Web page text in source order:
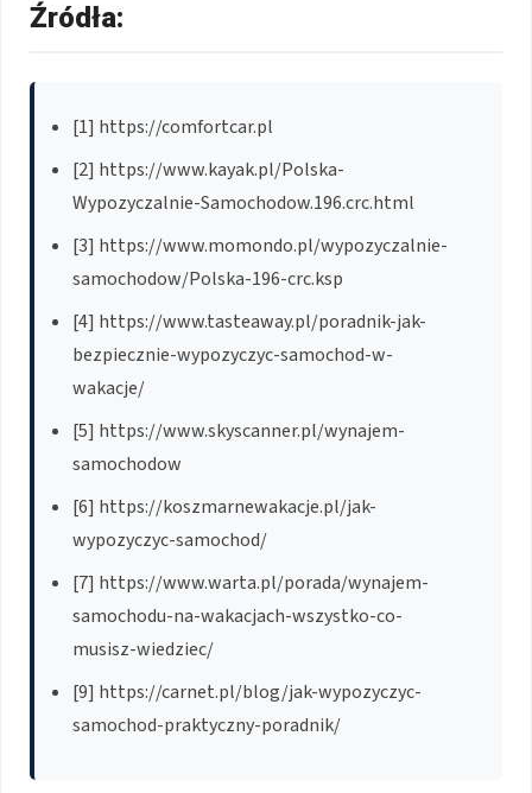
Źródła:
[1] https://comfortcar.pl
[2] https://www.kayak.pl/Polska-
Wypozyczalnie-Samochodow.196.crc.html
[3] https://www.momondo.pl/wypozyczalnie-
samochodow/Polska-196-crc.ksp
[4] https://www.tasteaway.pl/poradnik-jak-
bezpiecznie-wypozyczyc-samochod-w-
wakacje/
[5] https://www.skyscanner.pl/wynajem-
samochodow
[6] https://koszmarnewakacje.pl/jak-
wypozyczyc-samochod/
[7] https://www.warta.pl/porada/wynajem-
samochodu-na-wakacjach-wszystko-co-
musisz-wiedziec/
[9] https://carnet.pl/blog/jak-wypozyczyc-
samochod-praktyczny-poradnik/